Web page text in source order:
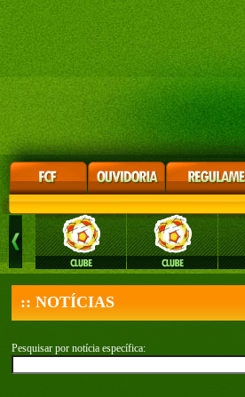
:: NOTÍCIAS
Pesquisar por notícia específica: